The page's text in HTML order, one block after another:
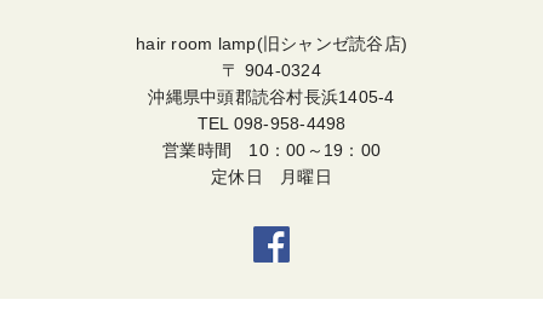
hair room lamp(旧シャンゼ読谷店)
〒 904-0324
沖縄県中頭郡読谷村長浜1405-4
TEL 098-958-4498
営業時間 10：00～19：00
定休日 月曜日